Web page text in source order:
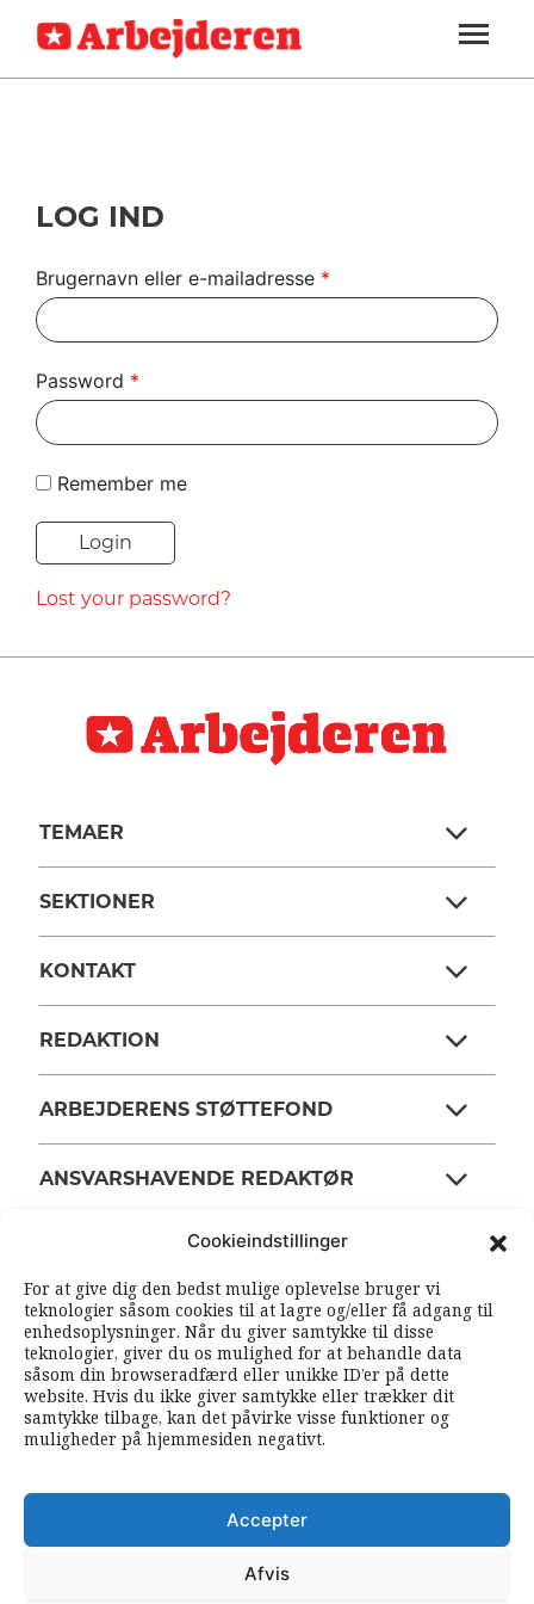
Cookieindstillinger
For at give dig den bedst mulige oplevelse bruger vi
teknologier såsom cookies til at lagre og/eller få adgang til
enhedsoplysninger. Når du giver samtykke til disse
teknologier, giver du os mulighed for at behandle data
såsom din browseradfærd eller unikke ID’er på dette
website. Hvis du ikke giver samtykke eller trækker dit
samtykke tilbage, kan det påvirke visse funktioner og
muligheder på hjemmesiden negativt.
Accepter
Afvis
SEKTIONER
ARBEJDEREN
MENER
UDLAND
DEBAT
TIL
NAVNE
HISTORIE
TEORI
SOUNDCLOUD
ABONNER
LOG IND
LOG IND
Brugernavn eller e-mailadresse *
Password *
Remember me
Lost your password?
TEMAER
SEKTIONER
KONTAKT
REDAKTION
ARBEJDERENS STØTTEFOND
ANSVARSHAVENDE REDAKTØR
SOUNDCLOUD RSS FEEDS
FØLG ARBEJDEREN